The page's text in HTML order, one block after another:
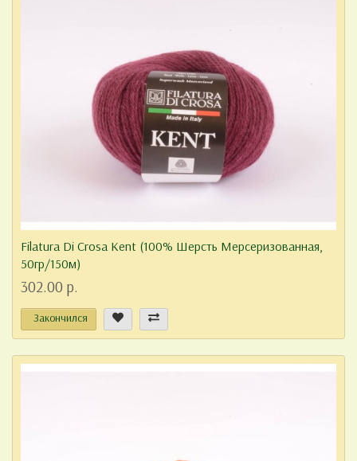
Filatura Di Crosa Kent (100% Шерсть Мерсеризованная,
50гр/150м)
302.00 р.
Закончился